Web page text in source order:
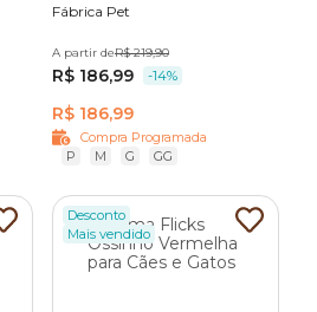
Fábrica Pet
A partir deR$ 219,90
R$ 186,99 -14%
R$ 186,99
Compra Programada
P
M G GG
Desconto
Mais vendido